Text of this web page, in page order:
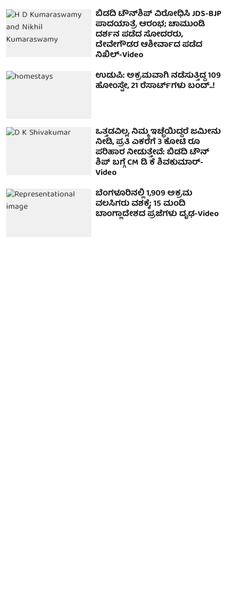
ಬಿಡದಿ ಟೌನ್‌ಶಿಪ್​ ವಿರೋಧಿಸಿ JDS-BJP
ಪಾದಯಾತ್ರೆ ಆರಂಭ; ಚಾಮುಂಡಿ
ದರ್ಶನ ಪಡೆದ ಸೋದರರು,
ದೇವೇಗೌಡರ ಆಶೀರ್ವಾದ ಪಡೆದ
ನಿಖಿಲ್-Video
ಉಡುಪಿ: ಅಕ್ರಮವಾಗಿ ನಡೆಸುತ್ತಿದ್ದ 109
ಹೋಂಸ್ಟೇ, 21 ರೆಸಾರ್ಟ್‌ಗಳು ಬಂದ್..!
ಒತ್ತಡವಿಲ್ಲ, ನಿಮ್ಮ ಇಚ್ಛೆಯಿದ್ದರೆ ಜಮೀನು
ನೀಡಿ, ಪ್ರತಿ ಎಕರೆಗೆ 3 ಕೋಟಿ ರೂ
ಪರಿಹಾರ ನೀಡುತ್ತೇವೆ: ಬಿಡದಿ ಟೌನ್
ಶಿಪ್ ಬಗ್ಗೆ CM ಡಿ ಕೆ ಶಿವಕುಮಾರ್-
Video
ಬೆಂಗಳೂರಿನಲ್ಲಿ 1,909 ಅಕ್ರಮ
ವಲಸಿಗರು ವಶಕ್ಕೆ; 15 ಮಂದಿ
ಬಾಂಗ್ಲಾದೇಶದ ಪ್ರಜೆಗಳು ದೃಢ-Video